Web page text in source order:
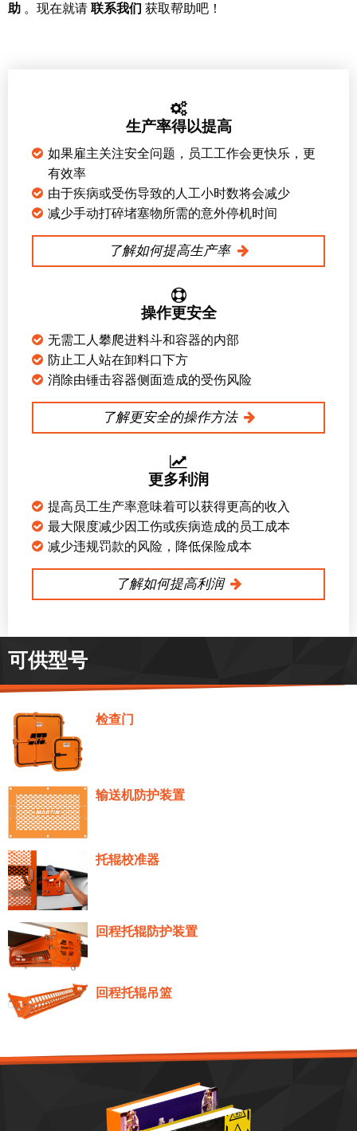
助 。现在就请 联系我们 获取帮助吧！
生产率得以提高
如果雇主关注安全问题，员工工作会更快乐，更
有效率
由于疾病或受伤导致的人工小时数将会减少
减少手动打碎堵塞物所需的意外停机时间
了解如何提高生产率
操作更安全
无需工人攀爬进料斗和容器的内部
防止工人站在卸料口下方
消除由锤击容器侧面造成的受伤风险
了解更安全的操作方法
更多利润
提高员工生产率意味着可以获得更高的收入
最大限度减少因工伤或疾病造成的员工成本
减少违规罚款的风险，降低保险成本
了解如何提高利润
可供型号
检查门
输送机防护装置
托辊校准器
回程托辊防护装置
回程托辊吊篮